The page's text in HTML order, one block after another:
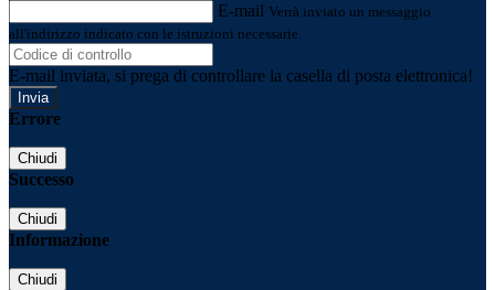
E-mail Verrà inviato un messaggio
all'indirizzo indicato con le istruzioni necessarie.
E-mail inviata, si prega di controllare la casella di posta elettronica!
Errore
Chiudi
Successo
Chiudi
Informazione
Chiudi